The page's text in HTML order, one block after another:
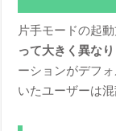
片手モードの起
って大きく異な
ーションがデフ
いたユーザーは